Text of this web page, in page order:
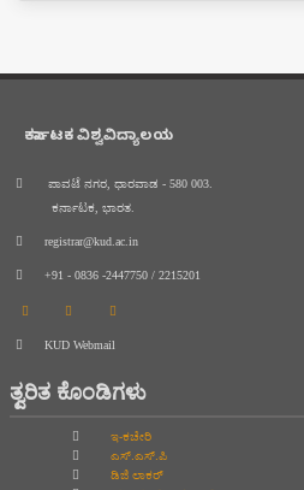
ಕರ್ನಾಟಕ ವಿಶ್ವವಿದ್ಯಾಲಯ
ಪಾವಟೆ ನಗರ, ಧಾರವಾಡ - 580 003.
ಕರ್ನಾಟಕ, ಭಾರತ.
registrar@kud.ac.in
+91 - 0836 -2447750 / 2215201
KUD Webmail
ತ್ವರಿತ ಕೊಂಡಿಗಳು
ಇ-ಕಚೇರಿ
ಎಸ್.ಎಸ್.ಪಿ
ಡಿಜಿ ಲಾಕರ್